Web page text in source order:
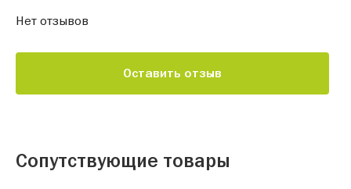
Нет отзывов
Оставить отзыв
Сопутствующие товары